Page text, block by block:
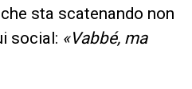
sta scatenando non
social: «Vabbé, ma